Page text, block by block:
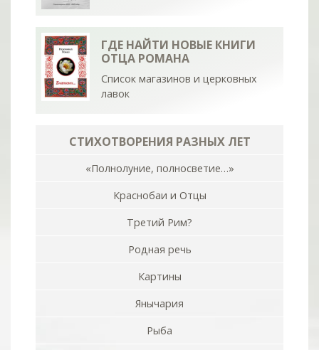
ГДЕ НАЙТИ НОВЫЕ КНИГИ
ОТЦА РОМАНА
Список магазинов и церковных
лавок
СТИХОТВОРЕНИЯ РАЗНЫХ ЛЕТ
«Полнолуние, полносветие…»
Краснобаи и Отцы
Третий Рим?
Родная речь
Картины
Янычария
Рыба